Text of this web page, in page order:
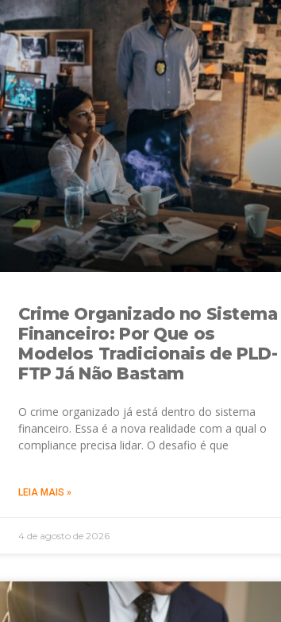
Crime Organizado no Sistema
Financeiro: Por Que os
Modelos Tradicionais de PLD-
FTP Já Não Bastam
O crime organizado já está dentro do sistema
financeiro. Essa é a nova realidade com a qual o
compliance precisa lidar. O desafio é que
LEIA MAIS »
4 de agosto de 2026